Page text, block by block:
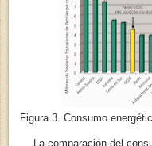
Figura 3. Consumo
La comparación del